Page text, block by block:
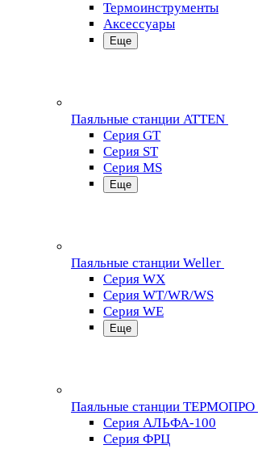
Термоинструменты
Аксессуары
Еще
Паяльные станции ATTEN
Серия GT
Серия ST
Серия MS
Еще
Паяльные станции Weller
Серия WX
Серия WT/WR/WS
Серия WE
Еще
Паяльные станции ТЕРМОПРО
Серия АЛЬФА-100
Серия ФРЦ